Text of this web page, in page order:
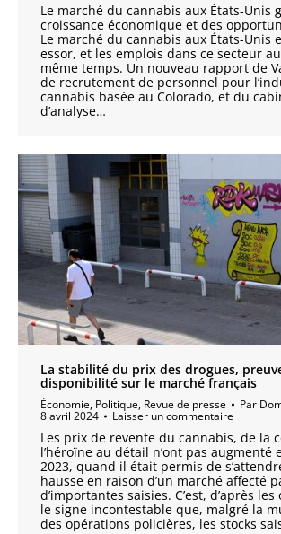
Le marché du cannabis aux États-Unis
croissance économique et des
Le marché du cannabis aux États-Unis
essor, et les emplois dans ce secteur
même temps. Un nouveau rapport de
de recrutement de personnel pour
cannabis basée au Colorado, et du
d’analyse…
La stabilité du prix des drogues,
disponibilité sur le marché français
Économie, Politique, Revue de presse Par
8 avril 2024 Laisser un commentaire
Les prix de revente du cannabis, de la
l’héroïne au détail n’ont pas augmenté
2023, quand il était permis de
hausse en raison d’un marché affecté
d’importantes saisies. C’est, d’après
le signe incontestable que, malgré la
des opérations policières, les stocks